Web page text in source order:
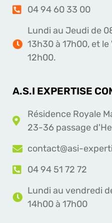
04 94 60 33 00
Lundi au Jeudi de
13h30 à 17h00, et
12h00.
A.S.I EXPERTISE
Résidence Royale
23-36 passage
contact@asi-
04 94 51 72 72
Lundi au vendredi
14h00 à 17h00